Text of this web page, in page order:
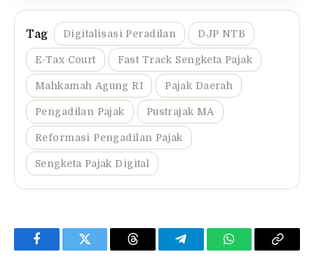
Digitalisasi Peradilan DJP NTB
E-Tax Court Fast Track Sengketa Pajak
Mahkamah Agung RI Pajak Daerah
Pengadilan Pajak Pustrajak MA
Reformasi Pengadilan Pajak
Sengketa Pajak Digital
FacebookTwitter Threads TelegramWhatsAppCopy